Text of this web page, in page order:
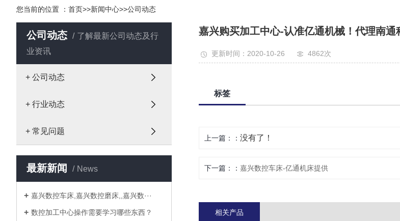
您当前的位置 ： 首页>>新闻中心>>公司动态
公司动态
了解最新公司动态及行
业资讯
+ 公司动态
+ 行业动态
+ 常见问题
最新新闻 News
嘉兴数控车床,嘉兴数控磨床,,嘉兴数···
数控加工中心操作需要学习哪些东西？
嘉兴购买加工中心-认准亿通机械！代理南
更新时间：2020-10-26 4862次
标签
上一篇： 没有了！
下一篇： 嘉兴数控车床-亿通机床提供
相关产品